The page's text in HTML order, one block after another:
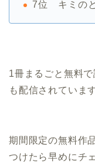
7位 キミの
1冊まるごと無料
も配信されています
期間限定の無料作
つけたら早めにチ